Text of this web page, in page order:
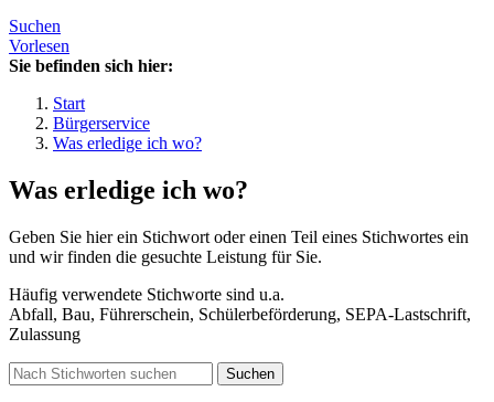
Suchen
Vorlesen
Sie befinden sich hier:
Start
Bürgerservice
Was erledige ich wo?
Was erledige ich wo?
Geben Sie hier ein Stichwort oder einen Teil eines Stichwortes ein
und wir finden die gesuchte Leistung für Sie.
Häufig verwendete Stichworte sind u.a.
Abfall, Bau, Führerschein, Schülerbeförderung, SEPA-Lastschrift,
Zulassung
Suchen